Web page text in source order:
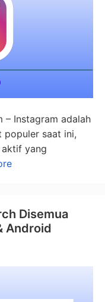
– Instagram adalah
populer saat ini,
aktif yang
Disemua
Android